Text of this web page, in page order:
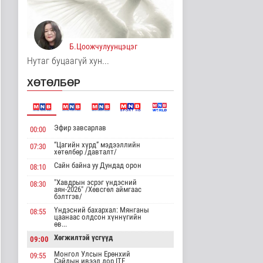
Дипломат
төлөөлөгчийн
газруудын
төлөөлөгчид COP1..
Улс төр
16 цаг 24 минутын өмнө
буй асуудлууды..
Улс төр
Ч:19А чиглэлийн
замналд түр хуг..
Нийгэм
17 цаг 12 минутын өмнө
Лаг шатаах үйлдвэр
ашиглалтад орсноор
хоногт 250..
18 цаг 43 минутын өмнө
Б.Цоожчулуунцэцэг
Нутаг буцаагүй хун...
ХӨТӨЛБӨР
00:00 Эфир завсарлав
07:30
“Цагийн хүрд” мэдээллийн
хөтөлбөр /давталт/
08:10
Сайн байна уу Дундад орон
08:30
"Хавдрын эсрэг үндэсний
аян-2026" /Хөвсгөл аймгаас
бэлтгэв/
08:55
Үндэсний бахархал: Мянганы
цаанаас олдсон хүннүгийн
өв...
09:00
Хөгжилтэй үсгүүд
09:55
Монгол Улсын Ерөнхий
Сайдын ивээл дор ITF